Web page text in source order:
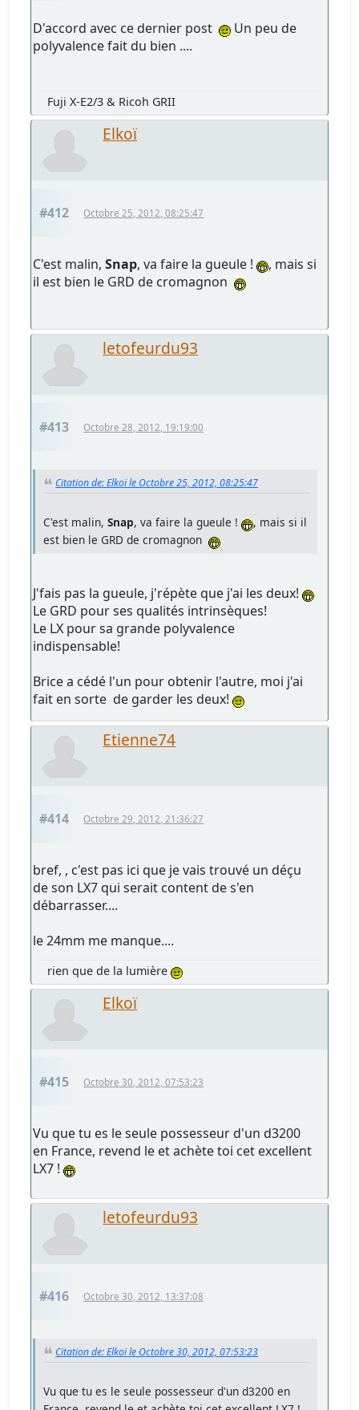
D'accord avec ce dernier post
Un peu de
polyvalence fait du bien ....
Fuji X-E2/3 & Ricoh GRII
Elkoï
#412 Octobre 25, 2012, 08:25:47
C'est malin,Snap, va faire la gueule !
, mais si
il est bien le GRD de cromagnon
letofeurdu93
#413 Octobre 28, 2012, 19:19:00
Citation de: Elkoï le Octobre 25, 2012, 08:25:47
C'est malin,Snap, va faire la gueule !
, mais si il
est bien le GRD de cromagnon
J'fais pas la gueule, j'répète que j'ai les deux!
Le GRD pour ses qualités intrinsèques!
Le LX pour sa grande polyvalence
indispensable!
Brice a cédé l'un pour obtenir l'autre, moi j'ai
fait en sorte de garder les deux!
Etienne74
#414 Octobre 29, 2012, 21:36:27
bref, , c'est pas ici que je vais trouvé un déçu
de son LX7 qui serait content de s'en
débarrasser....
le 24mm me manque....
rien que de la lumière
Elkoï
#415 Octobre 30, 2012, 07:53:23
Vu que tu es le seule possesseur d'un d3200
en France, revend le et achète toi cet excellent
LX7 !
letofeurdu93
#416 Octobre 30, 2012, 13:37:08
Citation de: Elkoï le Octobre 30, 2012, 07:53:23
Vu que tu es le seule possesseur d'un d3200 en